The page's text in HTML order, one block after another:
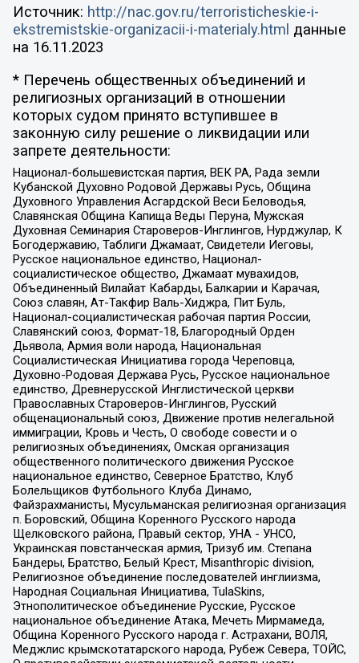
Источник: http://nac.gov.ru/terroristicheskie-i-
ekstremistskie-organizacii-i-materialy.html данные
на 16.11.2023
* Перечень общественных объединений и
религиозных организаций в отношении
которых судом принято вступившее в
законную силу решение о ликвидации или
запрете деятельности:
Национал-большевистская партия, ВЕК РА, Рада земли
Кубанской Духовно Родовой Державы Русь, Община
Духовного Управления Асгардской Веси Беловодья,
Славянская Община Капища Веды Перуна, Мужская
Духовная Семинария Староверов-Инглингов, Нурджулар, К
Богодержавию, Таблиги Джамаат, Свидетели Иеговы,
Русское национальное единство, Национал-
социалистическое общество, Джамаат мувахидов,
Объединенный Вилайат Кабарды, Балкарии и Карачая,
Союз славян, Ат-Такфир Валь-Хиджра, Пит Буль,
Национал-социалистическая рабочая партия России,
Славянский союз, Формат-18, Благородный Орден
Дьявола, Армия воли народа, Национальная
Социалистическая Инициатива города Череповца,
Духовно-Родовая Держава Русь, Русское национальное
единство, Древнерусской Инглистической церкви
Православных Староверов-Инглингов, Русский
общенациональный союз, Движение против нелегальной
иммиграции, Кровь и Честь, О свободе совести и о
религиозных объединениях, Омская организация
общественного политического движения Русское
национальное единство, Северное Братство, Клуб
Болельщиков Футбольного Клуба Динамо,
Файзрахманисты, Мусульманская религиозная организация
п. Боровский, Община Коренного Русского народа
Щелковского района, Правый сектор, УНА - УНСО,
Украинская повстанческая армия, Тризуб им. Степана
Бандеры, Братство, Белый Крест, Misanthropic division,
Религиозное объединение последователей инглиизма,
Народная Социальная Инициатива, TulaSkins,
Этнополитическое объединение Русские, Русское
национальное объединение Атака, Мечеть Мирмамеда,
Община Коренного Русского народа г. Астрахани, ВОЛЯ,
Меджлис крымскотатарского народа, Рубеж Севера, ТОЙС,